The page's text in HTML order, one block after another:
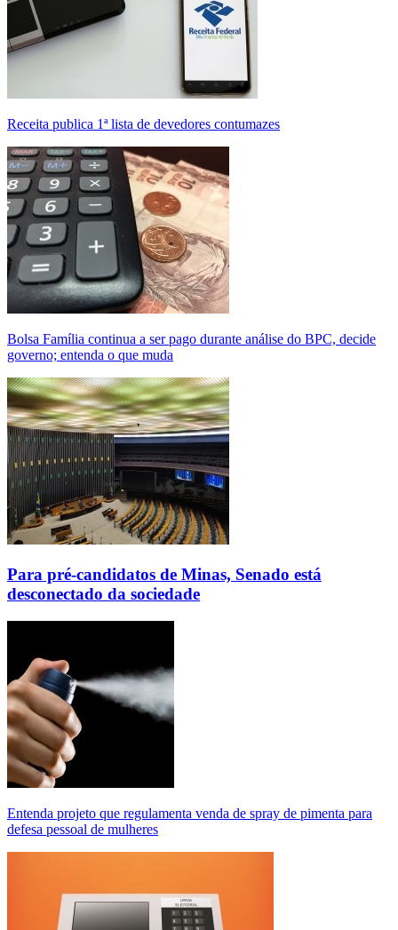
Receita publica 1ª lista de devedores contumazes
Bolsa Família continua a ser pago durante análise do BPC, decide
governo; entenda o que muda
Para pré-candidatos de Minas, Senado está
desconectado da sociedade
Entenda projeto que regulamenta venda de spray de pimenta para
defesa pessoal de mulheres